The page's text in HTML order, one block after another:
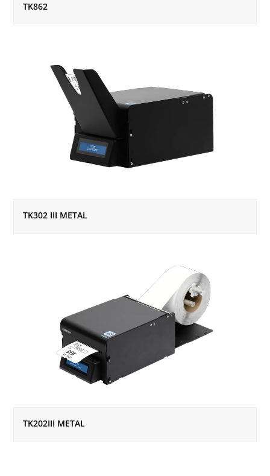
TK862
TK302 III METAL
TK202III METAL